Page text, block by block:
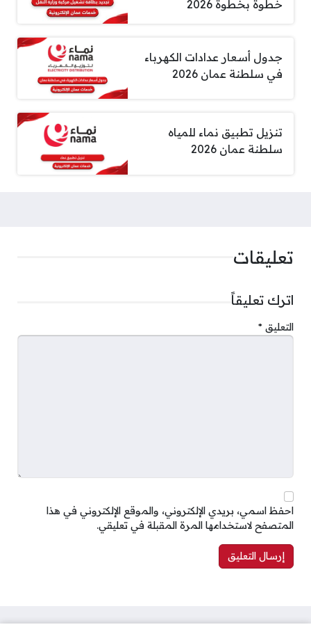
خطوة بخطوة 2026
جدول أسعار عدادات الكهرباء
في سلطنة عمان 2026
تنزيل تطبيق نماء للمياه
سلطنة عمان 2026
تعليقات
اترك تعليقاً
التعليق *
احفظ اسمي، بريدي الإلكتروني، والموقع الإلكتروني في هذا
المتصفح لاستخدامها المرة المقبلة في تعليقي.